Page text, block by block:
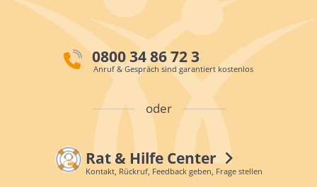
0800 34 86 72 3
Anruf & Gespräch sind garantiert kostenlos
oder
Rat & Hilfe Center
Kontakt, Rückruf, Feedback geben, Frage stellen